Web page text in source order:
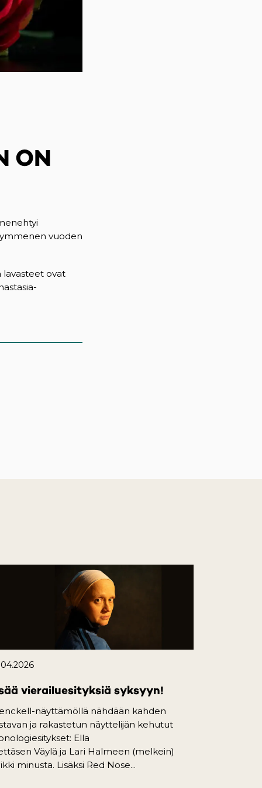
ON
vuoden
lavasteet ovat
vierailuesityksiä syksyyn!
näyttämöllä nähdään kahden
ja rakastetun näyttelijän kehutut
Ella
Väylä ja Lari Halmeen (melkein)
minusta. Lisäksi Red Nose...